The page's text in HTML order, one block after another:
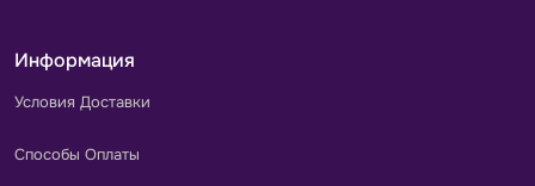
Информация
Условия Доставки
Способы Оплаты